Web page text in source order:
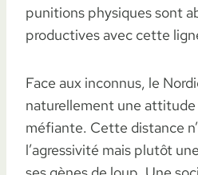
punitions physiques sont
productives avec cette
Face aux inconnus, le
naturellement une attitude
méfiante. Cette distance
l’agressivité mais plutôt